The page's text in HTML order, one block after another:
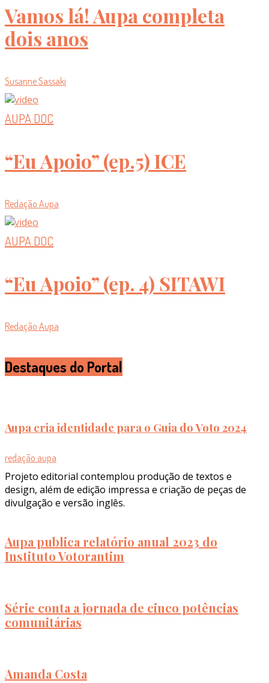
Vamos lá! Aupa completa
dois anos
Susanne Sassaki
AUPA DOC
“Eu Apoio” (ep.5) ICE
Redação Aupa
AUPA DOC
“Eu Apoio” (ep. 4) SITAWI
Redação Aupa
Destaques do Portal
Aupa cria identidade para o Guia do Voto 2024
redação aupa
Projeto editorial contemplou produção de textos e
design, além de edição impressa e criação de peças de
divulgação e versão inglês.
Aupa publica relatório anual 2023 do
Instituto Votorantim
Série conta a jornada de cinco potências
comunitárias
Amanda Costa